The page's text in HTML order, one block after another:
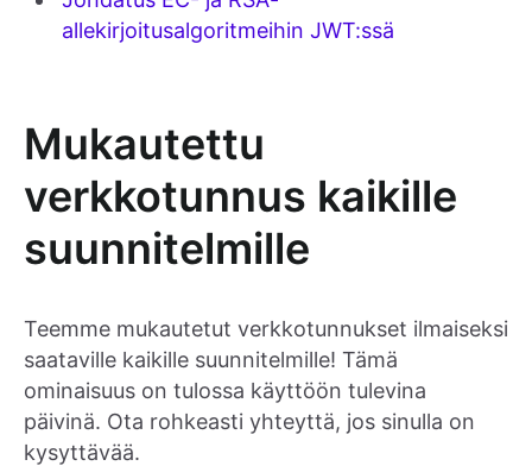
allekirjoitusalgoritmeihin JWT:ssä
Mukautettu
verkkotunnus kaikille
suunnitelmille
Teemme mukautetut verkkotunnukset ilmaiseksi
saataville kaikille suunnitelmille! Tämä
ominaisuus on tulossa käyttöön tulevina
päivinä. Ota rohkeasti yhteyttä, jos sinulla on
kysyttävää.